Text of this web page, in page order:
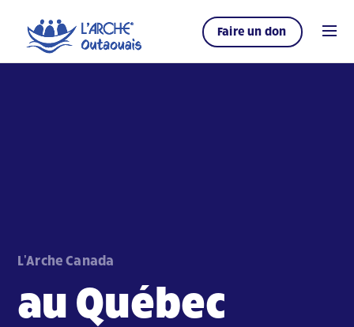
Faire un don
L'Arche Canada
au Québec